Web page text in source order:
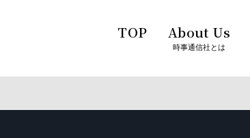
時事通信社TOP About Us
時事通信社とは